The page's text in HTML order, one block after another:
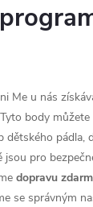
Me u nás
body
dětského pádla,
pro
dopravu
se správným